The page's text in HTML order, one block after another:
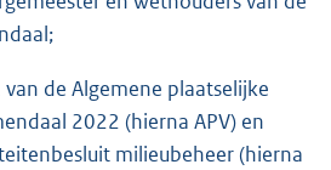
de Algemene plaatselijke
2022 (hierna APV) en
milieubeheer (hierna